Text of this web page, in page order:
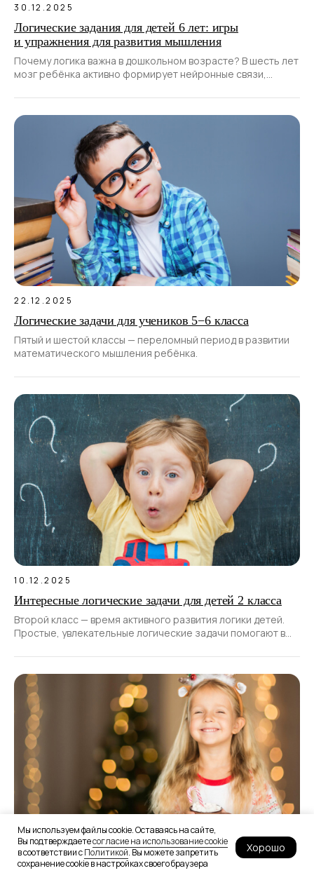
30.12.2025
Логические задания для детей 6 лет: игры
и упражнения для развития мышления
Почему логика важна в дошкольном возрасте? В шесть лет
мозг ребёнка активно формирует нейронные связи,
Логическое мышление — это не врождённый навык.
22.12.2025
Логические задачи для учеников 5−6 класса
Пятый и шестой классы — переломный период в развитии
математического мышления ребёнка.
10.12.2025
Интересные логические задачи для детей 2 класса
Второй класс — время активного развития логики детей.
Простые, увлекательные логические задачи помогают в
28.11.2025
Мы используем файлы cookie. Оставаясь на сайте,
Вы подтверждаетесогласие на использование cookie
в соответствии сПолитикой. Вы можете запретить
сохранение cookie в настройках своего браузера
Хорошо